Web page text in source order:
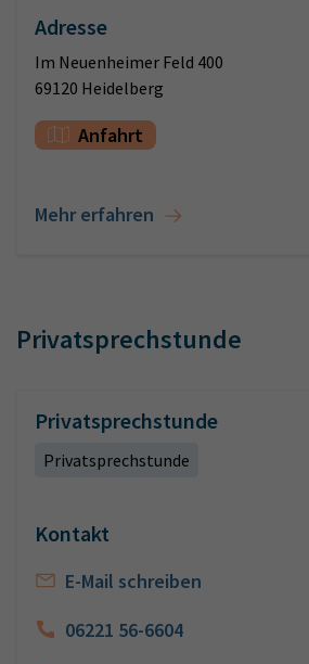
Adresse
Im Neuenheimer Feld 400
69120 Heidelberg
Anfahrt
Mehr erfahren
Privatsprechstunde
Privatsprechstunde
Privatsprechstunde
Kontakt
E-Mail schreiben
06221 56-6604